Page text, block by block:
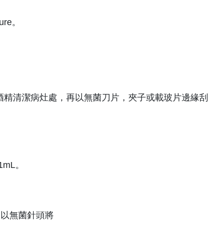
。
清潔病灶處，再以無菌刀片，夾子或載玻片邊緣刮
。
無菌針頭將